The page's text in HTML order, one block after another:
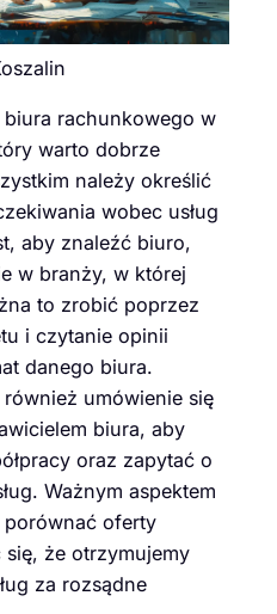
rachunkowego w
warto dobrze
należy określić
wobec usług
aby znaleźć biuro,
w branży, w której
to zrobić poprzez
i czytanie opinii
danego biura.
również umówienie się
biura, aby
oraz zapytać o
Ważnym aspektem
porównać oferty
że otrzymujemy
za rozsądne